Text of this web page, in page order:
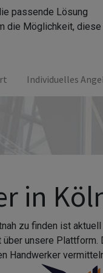
passende Lösung
die Möglichkeit,
Individuelles
in
zu finden ist
unsere Plattform.
Handwerker